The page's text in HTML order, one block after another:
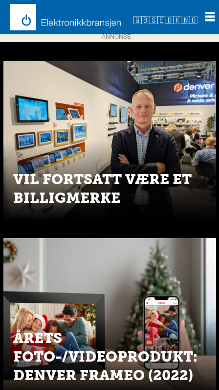
🇬🇧🇸🇪🇩🇰🇳🇴
Emne:
ANNONSE
VIL FORTSATT VÆRE ET
BILLIGMERKE
ÅRETS
FOTO-/VIDEOPRODUKT:
DENVER FRAMEO (2022)